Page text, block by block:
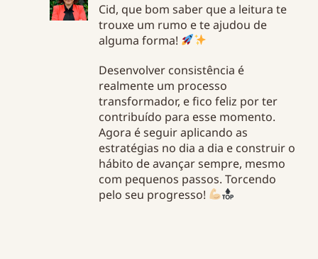
Cid, que bom saber que a leitura te
trouxe um rumo e te ajudou de
alguma forma!
Desenvolver consistência é
realmente um processo
transformador, e fico feliz por ter
contribuído para esse momento.
Agora é seguir aplicando as
estratégias no dia a dia e construir o
hábito de avançar sempre, mesmo
com pequenos passos. Torcendo
pelo seu progresso!